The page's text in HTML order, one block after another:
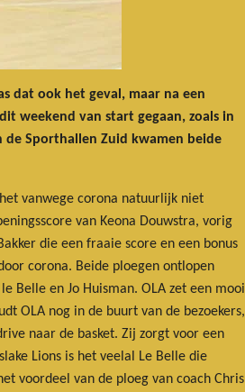
dat ook het geval, maar na een
weekend van start gegaan, zoals in
de Sporthallen Zuid kwamen beide
vanwege corona natuurlijk niet
van Keona Douwstra, vorig
die een fraaie score en een bonus
corona. Beide ploegen ontlopen
Belle en Jo Huisman. OLA zet een mooi
OLA nog in de buurt van de bezoekers,
naar de basket. Zij zorgt voor een
Lions is het veelal Le Belle die
voordeel van de ploeg van coach Chris